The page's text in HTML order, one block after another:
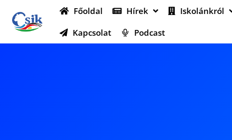
Főoldal Hírek Iskolánkról
Kapcsolat
Podcast